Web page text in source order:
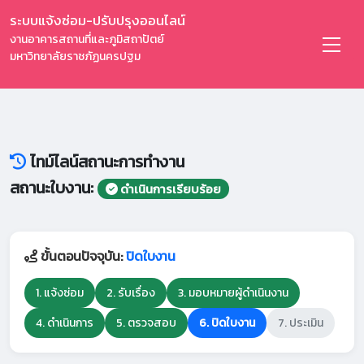
ระบบแจ้งซ่อม-ปรับปรุงออนไลน์
งานอาคารสถานที่และภูมิสถาปัตย์
มหาวิทยาลัยราชภัฏนครปฐม
ไทม์ไลน์สถานะการทำงาน
สถานะใบงาน:
ดำเนินการเรียบร้อย
ขั้นตอนปัจจุบัน:ปิดใบงาน
1. แจ้งซ่อม 2. รับเรื่อง
3. มอบหมายผู้ดำเนินงาน
4. ดำเนินการ
5. ตรวจสอบ 6. ปิดใบงาน 7. ประเมิน